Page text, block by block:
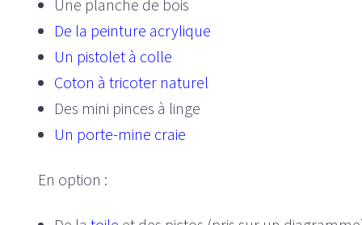
Une planche de bois
De la peinture acrylique
Un pistolet à colle
Coton à tricoter naturel
Des mini pinces à linge
Un porte-mine craie
En option :